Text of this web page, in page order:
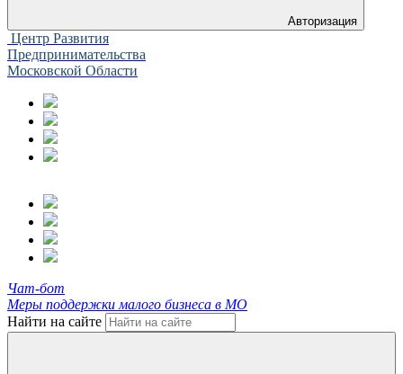
Авторизация
Центр Развития
Предпринимательства
Московской Области
Чат-бот
Меры поддержки малого бизнеса в МО
Найти на сайте